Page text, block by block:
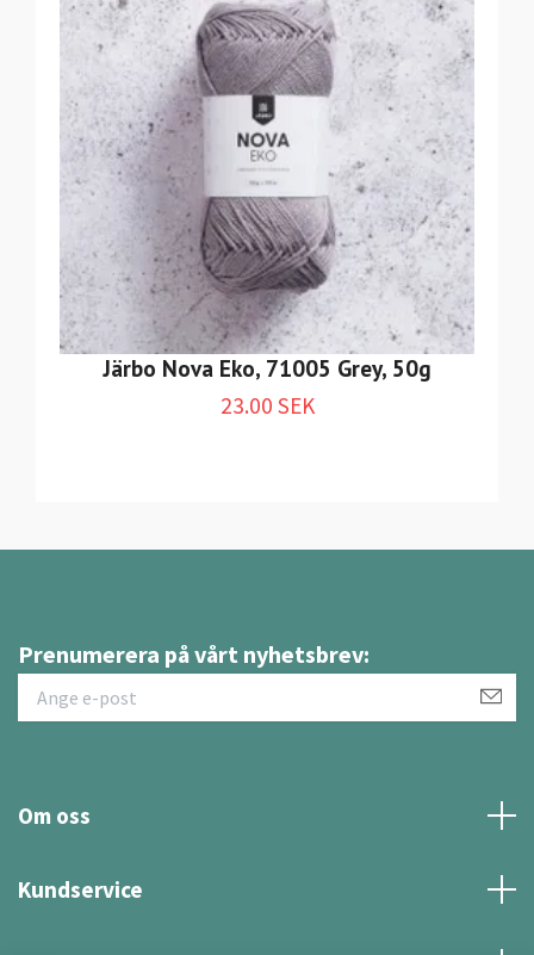
Järbo Nova Eko, 71005 Grey, 50g
23.00 SEK
Prenumerera på vårt nyhetsbrev:
Om oss
Kundservice